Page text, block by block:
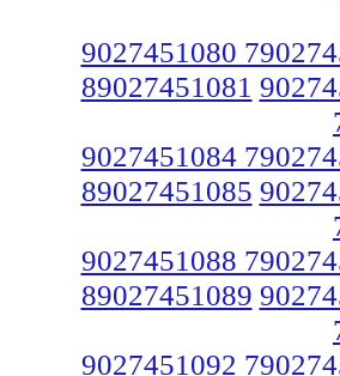
9027451080
89027451081
9027451084
89027451085
9027451088
89027451089
9027451092